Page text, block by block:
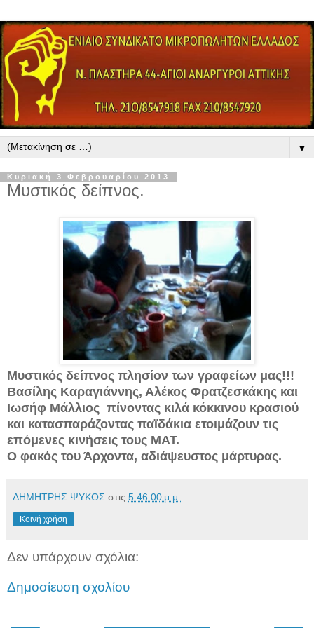
▼
Κυριακή 3 Φεβρουαρίου 2013
Μυστικός δείπνος.
Μυστικός δείπνος πλησίον των γραφείων μας!!!
Βασίλης Καραγιάννης, Αλέκος Φρατζεσκάκης και
Ιωσήφ Μάλλιος πίνοντας κιλά κόκκινου κρασιού
και κατασπαράζοντας παϊδάκια ετοιμάζουν τις
επόμενες κινήσεις τους ΜΑΤ.
Ο φακός του Άρχοντα, αδιάψευστος μάρτυρας.
ΔΗΜΗΤΡΗΣ ΨΥΚΟΣ στις 5:46:00 μ.μ.
Κοινή χρήση
Δεν υπάρχουν σχόλια:
Δημοσίευση σχολίου